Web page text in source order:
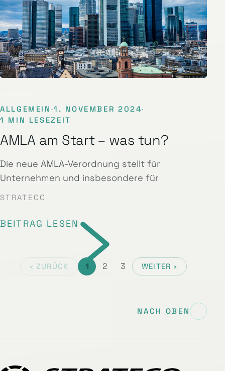
ALLGEMEIN ·1. NOVEMBER 2024·
1 MIN LESEZEIT
AMLA am Start – was tun?
Die neue AMLA-Verordnung stellt für
Unternehmen und insbesondere für
STRATECO
BEITRAG LESEN
‹ ZURÜCK 1 2 3 WEITER ›
NACH OBEN